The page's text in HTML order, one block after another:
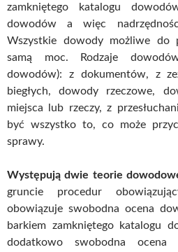
zamkniętego katalogu
dowodów a więc
Wszystkie dowody możliwe do
samą moc. Rodzaje
dowodów): z dokumentów, z
biegłych, dowody rzeczowe,
miejsca lub rzeczy, z
być wszystko to, co może
sprawy.
Występują dwie teorie
gruncie procedur
obowiązuje swobodna ocena
barkiem zamkniętego katalogu
dodatkowo swobodna ocena